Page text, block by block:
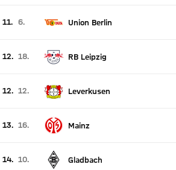
11.
6.
Union Berlin
12. 18.
RB Leipzig
12. 12.
Leverkusen
13. 16.
Mainz
14. 10.
Gladbach